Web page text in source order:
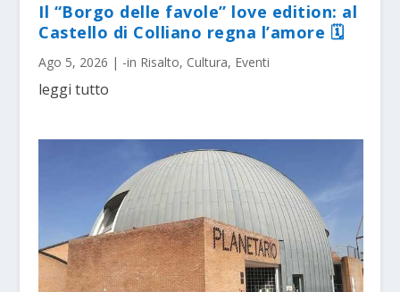
Il “Borgo delle favole” love edition: al
Castello di Colliano regna l’amore 🗓
Ago 5, 2026 | -in Risalto, Cultura, Eventi
leggi tutto